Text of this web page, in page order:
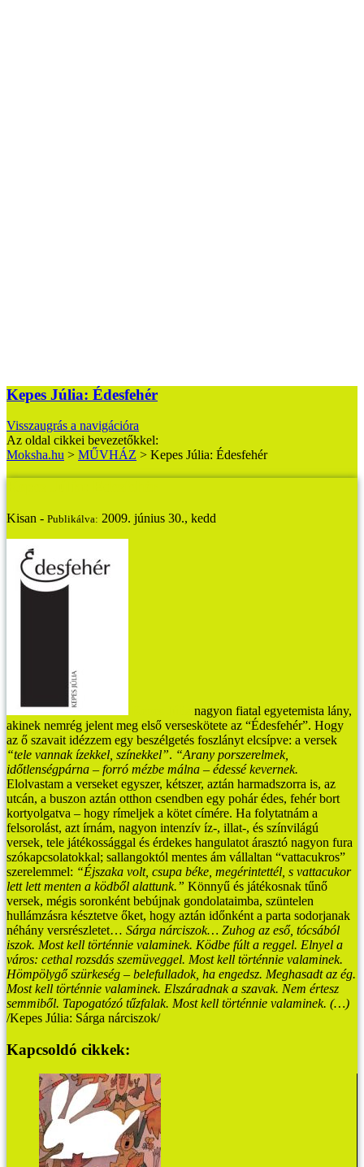
Kepes Júlia: Édesfehér
Visszaugrás a navigációra
Az oldal cikkei bevezetőkkel:
Moksha.hu > MŰVHÁZ > Kepes Júlia: Édesfehér
Kisan - Publikálva: 2009. június 30., kedd
nagyon fiatal egyetemista lány,
akinek nemrég jelent meg első verseskötete az “Édesfehér”. Hogy
az ő szavait idézzem egy beszélgetés foszlányt elcsípve: a versek
“tele vannak ízekkel, színekkel”. “Arany porszerelmek,
időtlenségpárna – forró mézbe málna – édessé kevernek.
Elolvastam a verseket egyszer, kétszer, aztán harmadszorra is, az
utcán, a buszon aztán otthon csendben egy pohár édes, fehér bort
kortyolgatva – hogy rímeljek a kötet címére. Ha folytatnám a
felsorolást, azt írnám, nagyon intenzív íz-, illat-, és színvilágú
versek, tele játékossággal és érdekes hangulatot árasztó nagyon fura
szókapcsolatokkal; sallangoktól mentes ám vállaltan “vattacukros”
szerelemmel: “Éjszaka volt, csupa béke, megérintettél, s vattacukor
lett lett menten a ködből alattunk.” Könnyű és játékosnak tűnő
versek, mégis soronként bebújnak gondolataimba, szüntelen
hullámzásra késztetve őket, hogy aztán időnként a parta sodorjanak
néhány versrészletet… Sárga nárciszok… Zuhog az eső, tócsából
iszok. Most kell történnie valaminek. Ködbe fúlt a reggel. Elnyel a
város: cethal rozsdás szemüveggel. Most kell történnie valaminek.
Hömpölygő szürkeség – belefulladok, ha engedsz. Meghasadt az ég.
Most kell történnie valaminek. Elszáradnak a szavak. Nem értesz
semmiből. Tapogatózó tűzfalak. Most kell történnie valaminek. (…)
/Kepes Júlia: Sárga nárciszok/
Kapcsoldó cikkek: